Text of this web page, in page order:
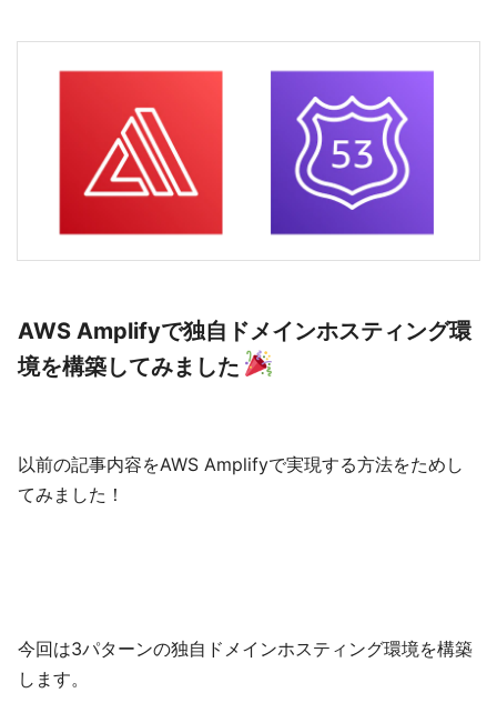
AWS Amplifyで独自ドメインホスティング環
境を構築してみました
以前の記事内容をAWS Amplifyで実現する方法をためし
てみました！
今回は3パターンの独自ドメインホスティング環境を構築
します。